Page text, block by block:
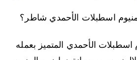
اسطبلات الأحمدي شاطر؟
اسطبلات الأحمدي المتميز بعمله